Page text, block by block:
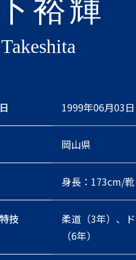
裕輝
1999年06月03日
岡山県
身長：173cm/
技
柔道（3年）、
（6年）